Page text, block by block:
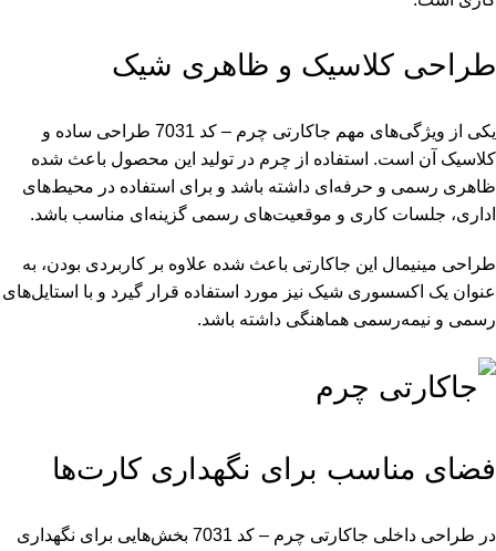
طراحی کلاسیک و ظاهری شیک
یکی از ویژگی‌های مهم جاکارتی چرم – کد 7031 طراحی ساده و
کلاسیک آن است. استفاده از چرم در تولید این محصول باعث شده
ظاهری رسمی و حرفه‌ای داشته باشد و برای استفاده در محیط‌های
اداری، جلسات کاری و موقعیت‌های رسمی گزینه‌ای مناسب باشد.
طراحی مینیمال این جاکارتی باعث شده علاوه بر کاربردی بودن، به
عنوان یک اکسسوری شیک نیز مورد استفاده قرار گیرد و با استایل‌های
رسمی و نیمه‌رسمی هماهنگی داشته باشد.
فضای مناسب برای نگهداری کارت‌ها
در طراحی داخلی جاکارتی چرم – کد 7031 بخش‌هایی برای نگهداری